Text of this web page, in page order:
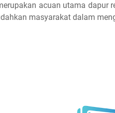
acuan utama dapur
masyarakat dalam